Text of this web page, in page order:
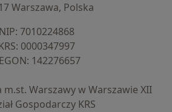
Warszawa, Polska
NIP: ⁠7010224868
⁠0000347997
⁠142276657
m.st. Warszawy w Warszawie XII
Gospodarczy KRS